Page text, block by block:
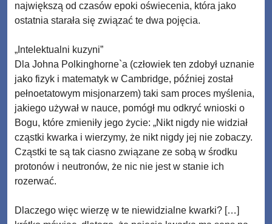
największą od czasów epoki oświecenia, która jako
ostatnia starała się związać te dwa pojęcia.
„Intelektualni kuzyni”
Dla Johna Polkinghorne`a (człowiek ten zdobył uznanie
jako fizyk i matematyk w Cambridge, później został
pełnoetatowym misjonarzem) taki sam proces myślenia,
jakiego używał w nauce, pomógł mu odkryć wnioski o
Bogu, które zmieniły jego życie: „Nikt nigdy nie widział
cząstki kwarka i wierzymy, że nikt nigdy jej nie zobaczy.
Cząstki te są tak ciasno związane ze sobą w środku
protonów i neutronów, że nic nie jest w stanie ich
rozerwać.
Dlaczego więc wierzę w te niewidzialne kwarki? […]